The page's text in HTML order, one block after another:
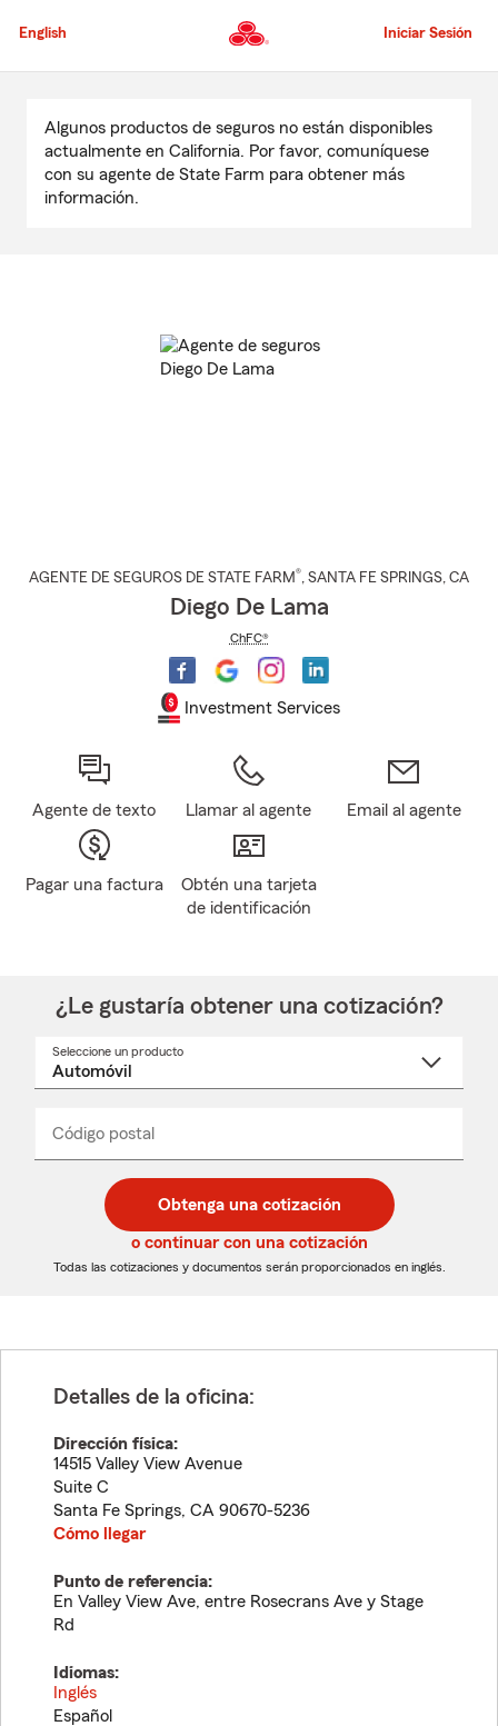
al
principal
English Iniciar Sesión
contenido
principal
Algunos productos de seguros no están disponibles
actualmente en California. Por favor, comuníquese
con su agente de State Farm para obtener más
información.
AGENTE DE SEGUROS DE STATE FARM®, SANTA FE SPRINGS, CA
Diego De Lama
ChFC®
Investment Services
Agente de texto Llamar al agente Email al agente
Pagar una factura
Obtén una tarjeta
de identificación
¿Le gustaría obtener una cotización?
Seleccione un producto
desplegable
Código postal
de
5
dígitos
de
5
dígitos
_____
Obtenga una cotización
o continuar con una cotización
Todas las cotizaciones y documentos serán proporcionados en inglés.
Detalles de la oficina:
Dirección física:
14515 Valley View Avenue
Suite C
Santa Fe Springs, CA 90670-5236
Cómo llegar
Punto de referencia:
En Valley View Ave, entre Rosecrans Ave y Stage
Rd
Idiomas:
Inglés
Español